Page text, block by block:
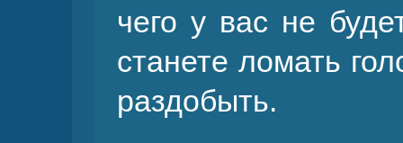
чего у вас не
станете ломать
раздобыть.